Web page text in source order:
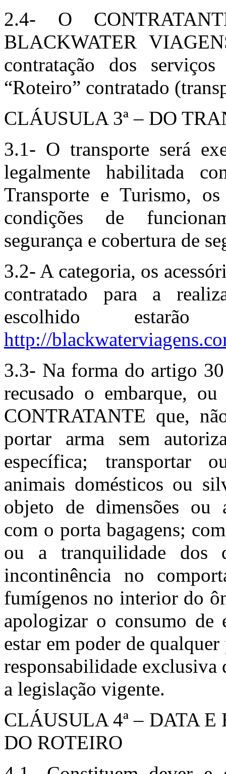
2.4- O
BLACKWATER
contratação dos
“Roteiro” contratado
CLÁUSULA 3ª – DO
3.1- O transporte será
legalmente habilitada
Transporte e Turismo,
condições de
segurança e cobertura de
3.2- A categoria, os
contratado para a
escolhido
http://
3.3- Na forma do artigo
recusado o embarque,
CONTRATANTE que,
portar arma sem
específica; transportar
animais domésticos ou
objeto de dimensões ou
com o porta bagagens;
ou a tranquilidade dos
incontinência no
fumígenos no interior do
apologizar o consumo de
estar em poder de
responsabilidade
a legislação vigente.
CLÁUSULA 4ª – DATA
DO ROTEIRO